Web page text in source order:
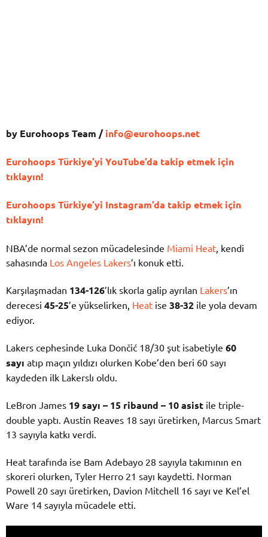
by Eurohoops Team /info@eurohoops.net
Eurohoops Türkiye’yi YouTube’da takip etmek için
tıklayın!
Eurohoops Türkiye’yi Instagram’da takip etmek için
tıklayın!
NBA’de normal sezon mücadelesinde Miami Heat , kendi
sahasında Los Angeles Lakers’ı konuk etti.
Karşılaşmadan 134-126’lık skorla galip ayrılan Lakers’ın
derecesi 45-25’e yükselirken, Heat ise 38-32 ile yola devam
ediyor.
Lakers cephesinde Luka Dončić 18/30 şut isabetiyle 60
sayı atıp maçın yıldızı olurken Kobe’den beri 60 sayı
kaydeden ilk Lakerslı oldu.
LeBron James 19 sayı – 15 ribaund – 10 asist ile triple-
double yaptı. Austin Reaves 18 sayı üretirken, Marcus Smart
13 sayıyla katkı verdi.
Heat tarafında ise Bam Adebayo 28 sayıyla takımının en
skoreri olurken, Tyler Herro 21 sayı kaydetti. Norman
Powell 20 sayı üretirken, Davion Mitchell 16 sayı ve Kel’el
Ware 14 sayıyla mücadele etti.